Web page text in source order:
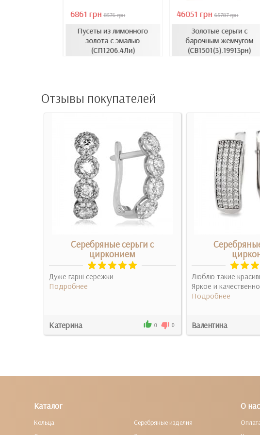
6861 грн 8576 грн
Пусеты из лимонного
золота с эмалью
(СП1206.4Ли)
46051 грн 65787 грн
Золотые серьги с
барочным жемчугом
(СВ1501(3).19913рн)
Отзывы покупателей
Серебряные серьги с
цирконием
Дуже гарні сережки
Подробнее
Катерина 0 0
Люблю такие
Яркое и
Подробнее
Валентина
Каталог
Кольца
Серебряные изделия
О нас